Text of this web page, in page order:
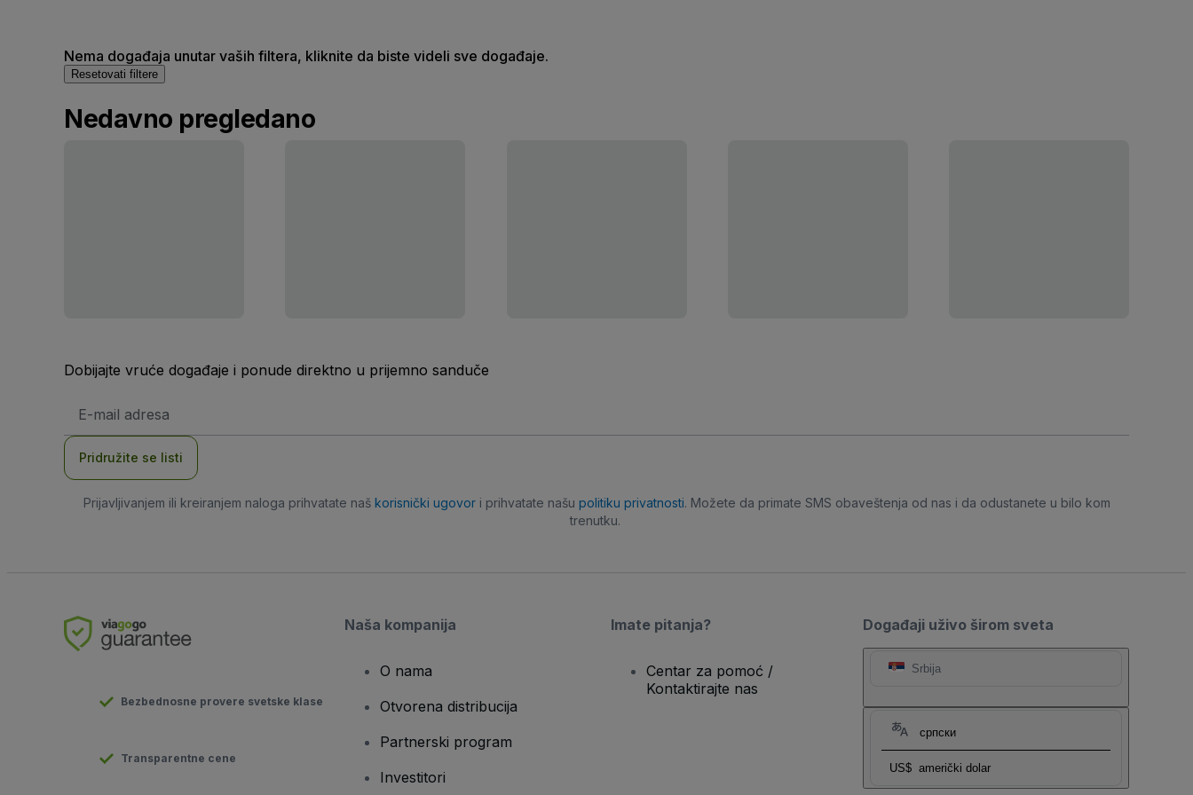
Nema događaja unutar vaših filtera, kliknite da biste videli sve događaje.
Resetovati filtere
Nedavno pregledano
Dobijajte vruće događaje i ponude direktno u prijemno sanduče
mail
Pridružite se listi
Prijavljivanjem ili kreiranjem naloga prihvatate naš korisnički ugovori prihvatate našu politiku privatnosti. Možete da primate SMS obaveštenja od nas i da odustanete u bilo kom
trenutku.
Događaji uživo širom sveta
Srbija
српски
US$ američki dolar
Bezbednosne provere svetske klase
Transparentne cene
Naša kompanija
O nama
Otvorena distribucija
Partnerski program
Investitori
Imate pitanja?
Centar za pomoć /
Kontaktirajte nas